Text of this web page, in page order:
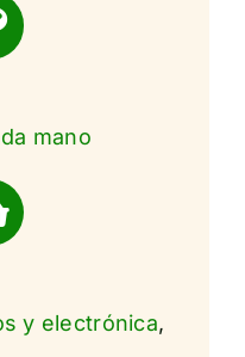
mano
y electrónica,